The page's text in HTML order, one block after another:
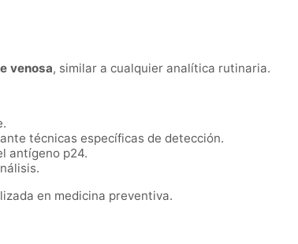
venosa, similar a cualquier analítica rutinaria.
técnicas específicas de detección.
antígeno p24.
en medicina preventiva.